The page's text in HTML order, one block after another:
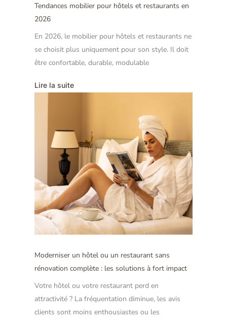
Tendances mobilier pour hôtels et restaurants en
2026
En 2026, le mobilier pour hôtels et restaurants ne
se choisit plus uniquement pour son style. Il doit
être confortable, durable, modulable
Lire la suite
Moderniser un hôtel ou un restaurant sans
rénovation complète : les solutions à fort impact
Votre hôtel ou votre restaurant perd en
attractivité ? La fréquentation diminue, les avis
clients sont moins enthousiastes ou les